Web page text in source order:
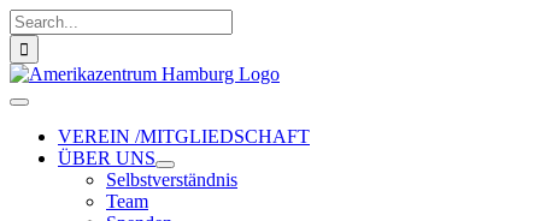
Zum
Inhalt
springen
Suche
nach:
Toggle
NavigationVEREIN /MITGLIEDSCHAFT
ÜBER UNS
Selbstverständnis
Team